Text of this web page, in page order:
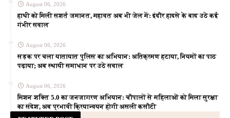
August 06, 2026
हाथी को मिली सशर्त जमानत, महावत अब भी जेल में: इंदौर हादसे के बाद उठे कई
गंभीर सवाल
August 06, 2026
सड़क पर चला यातायात पुलिस का अभियान: अतिक्रमण हटाया, नियमों का पाठ
पढ़ाया; अब स्थायी समाधान पर उठे सवाल
August 06, 2026
मिशन शक्ति 5.0 का जनजागरण अभियान: चौपालों से महिलाओं को मिला सुरक्षा
का संदेश, अब प्रभावी क्रियान्वयन होगी असली कसौटी